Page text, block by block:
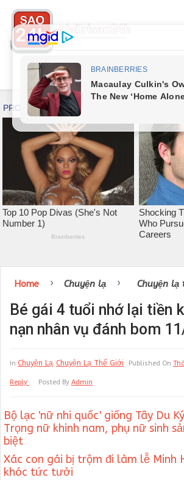
Home › Chuyện lạ › Chuyện lạ
Bé gái 4 tuổi nhớ lại tiền
nạn nhân vụ đánh bom
In Chuyện Lạ Chuyện Lạ Thế Giới Published On
Reply Posted By Admin
Bộ lạc 'nữ nhi quốc' giống Tây Du
Trọng nữ khinh nam, phụ nữ sinh
biệt
Xác con gái bị trộm đi làm lễ Minh
khóc tức tưởi